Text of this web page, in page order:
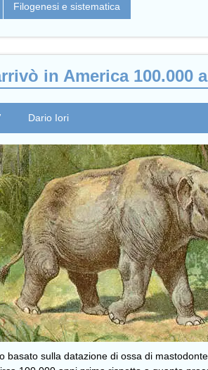
Filogenesi e sistematica
in America
Dario Iori
basato sulla datazione di ossa di